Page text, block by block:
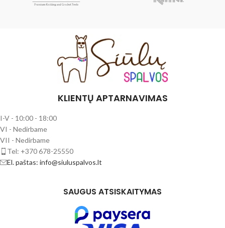
KLIENTŲ APTARNAVIMAS
I-V - 10:00 - 18:00
VI - Nedirbame
VII - Nedirbame
Tel: +370 678-25550
El. paštas: info@siuluspalvos.lt
SAUGUS ATSISKAITYMAS